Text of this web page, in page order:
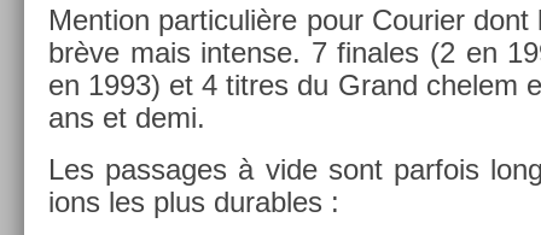
Men­tion par­ticuliè­re pour Co­uri­er
brève mais in­ten­se. 7 fin­ales (2 en
en 1993) et 4 tit­res du Grand chelem
ans et demi.
Les pas­sages à vide sont par­fois
ions les plus dur­ables :